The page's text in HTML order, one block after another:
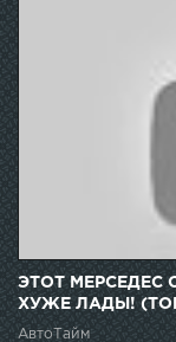
ЭТОТ МЕРСЕДЕС
ХУЖЕ ЛАДЫ!
АвтоТайм